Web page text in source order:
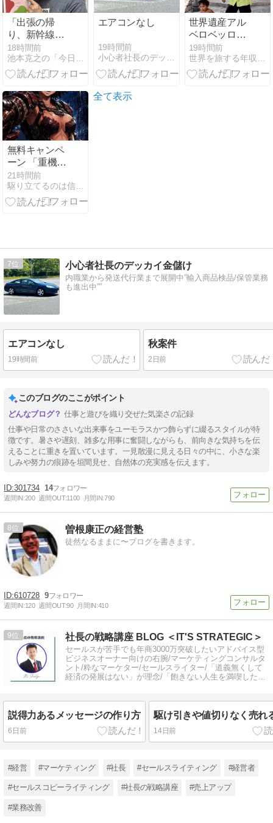
「出張の帰
り、新幹線で
思う」
18時間前
エアコンなし
19時間前
世界遺産アル
ベロベッロに
行って来まし
た！
19時間前
無料キャンペ
ーン 「重機娘
Ⓡ」
BREAKER－
MAKOTO 第
21時間前
駆り立てるのは信念と情熱そして自分の正義
全て表示
7 小心者社長のデッカイ金儲け
内職業から発送代行業まで展開中”輸入商品検品/保管業務
も進出中””
エアコンなし
19時間前
秋案件
2日前
このブログのここがポイント
仕事と遊びを織り交ぜた気楽さの記録
仕事や日常のささいな出来事をユーモラスかつ飾らずに綴るスタイルが特
徴です。暑さや遅刻、雑多な用事に奮闘しながらも、前向きな気持ちを伝
えることに重きを置いています。一見散漫に見える日々の中に、小さな楽
しみや努力の痕跡を垣間見せ、自然体の充実感を伝えます。
301734 14
週間IN:200 週間OUT:1100 月間IN:790
8 曽根康正の経営塾
徒然なるままに〜ブログを書きます。
610728 9
週間IN:120 週間OUT:90 月間IN:410
9 社長の戦略講座 BLOG ＜IT'S STRATEGIC＞
セールスが苦手でも年商3000万突破したいアドバイス型
ビジネスオーナー向けの右腕/マーケティングコンサルタ
ント/粋なマーケター/セールスライター/「道義無くして
経済の発展はない」が理念/「飽きない人生を満喫した
説得力あるメッセージの作り方
6日前
駆け引きや値切りなく売れ
14日前
#経営 #マーケティング #社長 #セールスライティング #経営者
#セールスコピーライティング #社長の戦略講座 #売上アップ
#業務改善